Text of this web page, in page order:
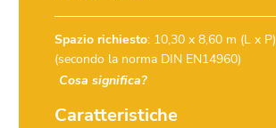
Spazio richiesto: 10,30 x 8,60 m (L x P)
(secondo la norma DIN EN14960)
Cosa significa?
Caratteristiche